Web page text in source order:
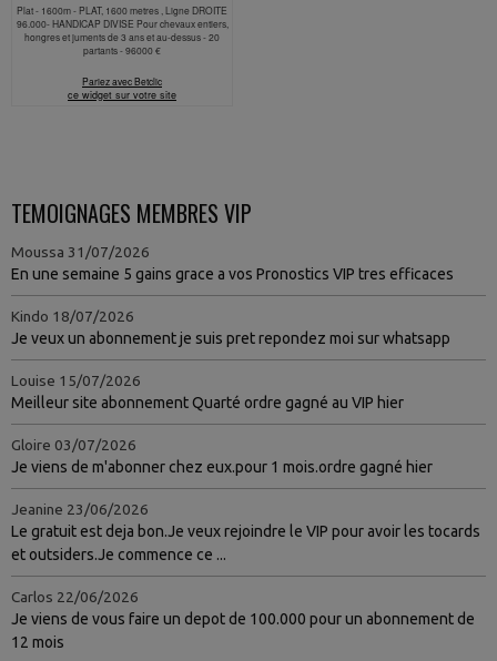
TEMOIGNAGES MEMBRES VIP
Moussa 31/07/2026
En une semaine 5 gains grace a vos Pronostics VIP tres efficaces
Kindo 18/07/2026
Je veux un abonnement je suis pret repondez moi sur whatsapp
Louise 15/07/2026
Meilleur site abonnement Quarté ordre gagné au VIP hier
Gloire 03/07/2026
Je viens de m'abonner chez eux.pour 1 mois.ordre gagné hier
Jeanine 23/06/2026
Le gratuit est deja bon.Je veux rejoindre le VIP pour avoir les tocards
et outsiders.Je commence ce ...
Carlos 22/06/2026
Je viens de vous faire un depot de 100.000 pour un abonnement de
12 mois